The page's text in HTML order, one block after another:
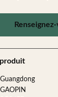
Guangdong
GAOPIN